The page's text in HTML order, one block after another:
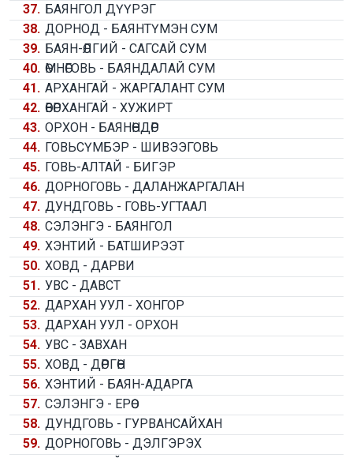
37. БАЯНГОЛ ДҮҮРЭГ
38. ДОРНОД - БАЯНТҮМЭН СУМ
39. БАЯН-ӨЛГИЙ - САГСАЙ СУМ
40. ӨМНӨГОВЬ - БАЯНДАЛАЙ СУМ
41. АРХАНГАЙ - ЖАРГАЛАНТ СУМ
42. ӨВӨРХАНГАЙ - ХУЖИРТ
43. ОРХОН - БАЯНӨНДӨР
44. ГОВЬСҮМБЭР - ШИВЭЭГОВЬ
45. ГОВЬ-АЛТАЙ - БИГЭР
46. ДОРНОГОВЬ - ДАЛАНЖАРГАЛАН
47. ДУНДГОВЬ - ГОВЬ-УГТААЛ
48. СЭЛЭНГЭ - БАЯНГОЛ
49. ХЭНТИЙ - БАТШИРЭЭТ
50. ХОВД - ДАРВИ
51. УВС - ДАВСТ
52. ДАРХАН УУЛ - ХОНГОР
53. ДАРХАН УУЛ - ОРХОН
54. УВС - ЗАВХАН
55. ХОВД - ДӨРГӨН
56. ХЭНТИЙ - БАЯН-АДАРГА
57. СЭЛЭНГЭ - ЕРӨӨ
58. ДУНДГОВЬ - ГУРВАНСАЙХАН
59. ДОРНОГОВЬ - ДЭЛГЭРЭХ